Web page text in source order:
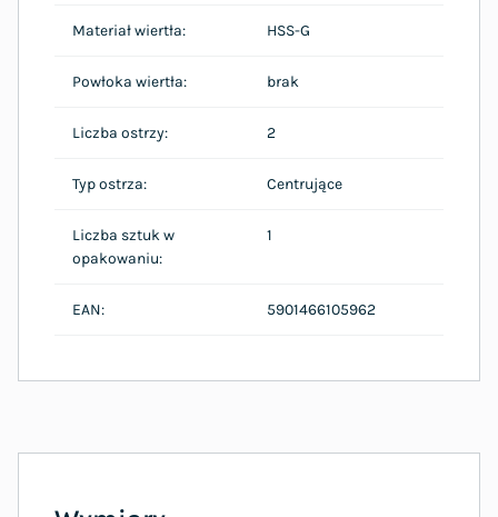
Materiał wiertła: HSS-G
Powłoka wiertła: brak
Liczba ostrzy: 2
Typ ostrza: Centrujące
Liczba sztuk w
opakowaniu:
1
EAN: 5901466105962